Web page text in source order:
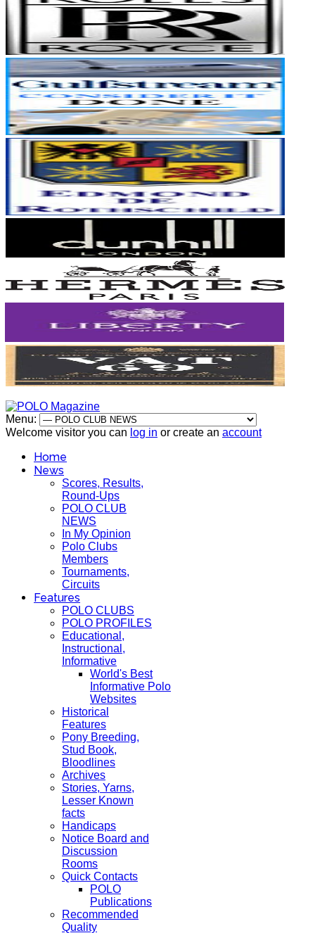
Menu:
Welcome visitor you can log in or create an account
Home
News
Scores, Results,
Round-Ups
POLO CLUB
NEWS
In My Opinion
Polo Clubs
Members
Tournaments,
Circuits
Features
POLO CLUBS
POLO PROFILES
Educational,
Instructional,
Informative
World's Best
Informative Polo
Websites
Historical
Features
Pony Breeding,
Stud Book,
Bloodlines
Archives
Stories, Yarns,
Lesser Known
facts
Handicaps
Notice Board and
Discussion
Rooms
Quick Contacts
POLO
Publications
Recommended
Quality